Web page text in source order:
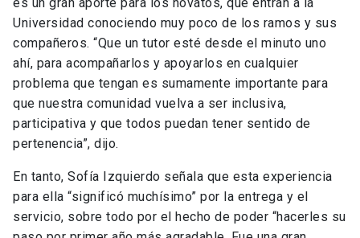
Universidad conociendo muy poco de los ramos y sus
compañeros. “Que un tutor esté desde el minuto uno
ahí, para acompañarlos y apoyarlos en cualquier
problema que tengan es sumamente importante para
que nuestra comunidad vuelva a ser inclusiva,
participativa y que todos puedan tener sentido de
pertenencia”, dijo.
En tanto, Sofía Izquierdo señala que esta experiencia
para ella “significó muchísimo” por la entrega y el
servicio, sobre todo por el hecho de poder “hacerles su